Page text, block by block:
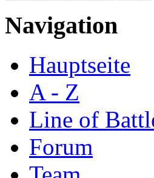
Navigation
Hauptseite
A - Z
Line of
Forum